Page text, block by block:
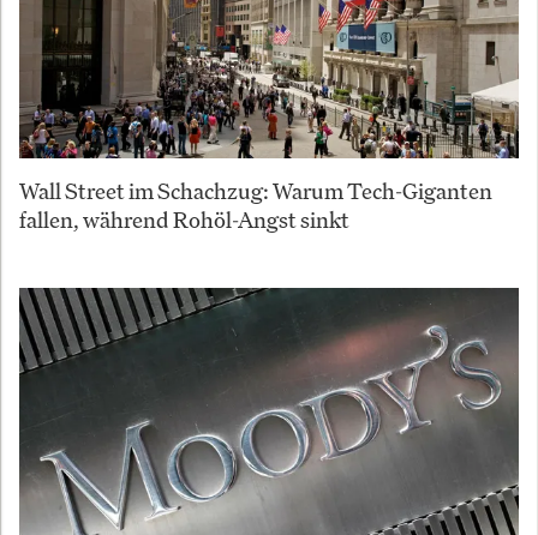
Wall Street im Schachzug: Warum Tech-Giganten
fallen, während Rohöl-Angst sinkt